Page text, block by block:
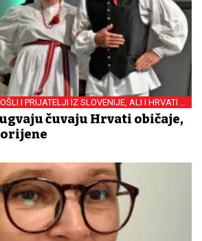
I PRIJATELJI IZ SLOVENIJE, ALI I HRVATI IZ
DIJASPORE
čuvaju Hrvati običaje,